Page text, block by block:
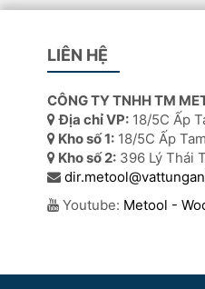
LIÊN HỆ
CÔNG TY TNHH TM
Địa chỉ VP: 18/5C Ấp
Kho số 1: 18/5C Ấp
Kho số 2: 396 Lý Thái
Youtube: Metool -